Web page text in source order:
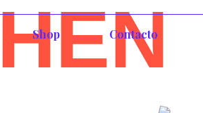
Shop Contacto